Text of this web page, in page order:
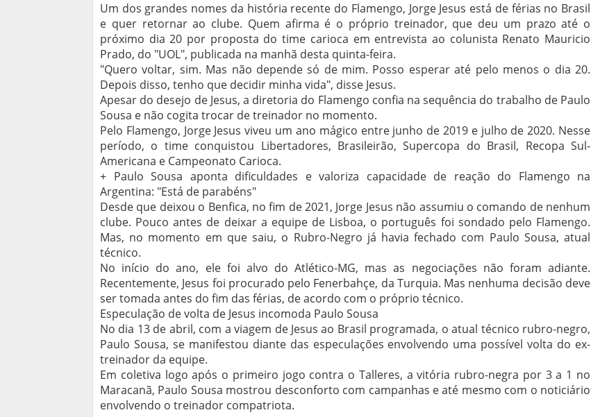
Um dos grandes nomes da história recente do Flamengo, Jorge Jesus está de férias no Brasil
e quer retornar ao clube. Quem afirma é o próprio treinador, que deu um prazo até o
próximo dia 20 por proposta do time carioca em entrevista ao colunista Renato Mauricio
Prado, do "UOL", publicada na manhã desta quinta-feira.
"Quero voltar, sim. Mas não depende só de mim. Posso esperar até pelo menos o dia 20.
Depois disso, tenho que decidir minha vida", disse Jesus.
Apesar do desejo de Jesus, a diretoria do Flamengo confia na sequência do trabalho de Paulo
Sousa e não cogita trocar de treinador no momento.
Pelo Flamengo, Jorge Jesus viveu um ano mágico entre junho de 2019 e julho de 2020. Nesse
período, o time conquistou Libertadores, Brasileirão, Supercopa do Brasil, Recopa Sul-
Americana e Campeonato Carioca.
+ Paulo Sousa aponta dificuldades e valoriza capacidade de reação do Flamengo na
Argentina: "Está de parabéns"
Desde que deixou o Benfica, no fim de 2021, Jorge Jesus não assumiu o comando de nenhum
clube. Pouco antes de deixar a equipe de Lisboa, o português foi sondado pelo Flamengo.
Mas, no momento em que saiu, o Rubro-Negro já havia fechado com Paulo Sousa, atual
técnico.
No início do ano, ele foi alvo do Atlético-MG, mas as negociações não foram adiante.
Recentemente, Jesus foi procurado pelo Fenerbahçe, da Turquia. Mas nenhuma decisão deve
ser tomada antes do fim das férias, de acordo com o próprio técnico.
Especulação de volta de Jesus incomoda Paulo Sousa
No dia 13 de abril, com a viagem de Jesus ao Brasil programada, o atual técnico rubro-negro,
Paulo Sousa, se manifestou diante das especulações envolvendo uma possível volta do ex-
treinador da equipe.
Em coletiva logo após o primeiro jogo contra o Talleres, a vitória rubro-negra por 3 a 1 no
Maracanã, Paulo Sousa mostrou desconforto com campanhas e até mesmo com o noticiário
envolvendo o treinador compatriota.